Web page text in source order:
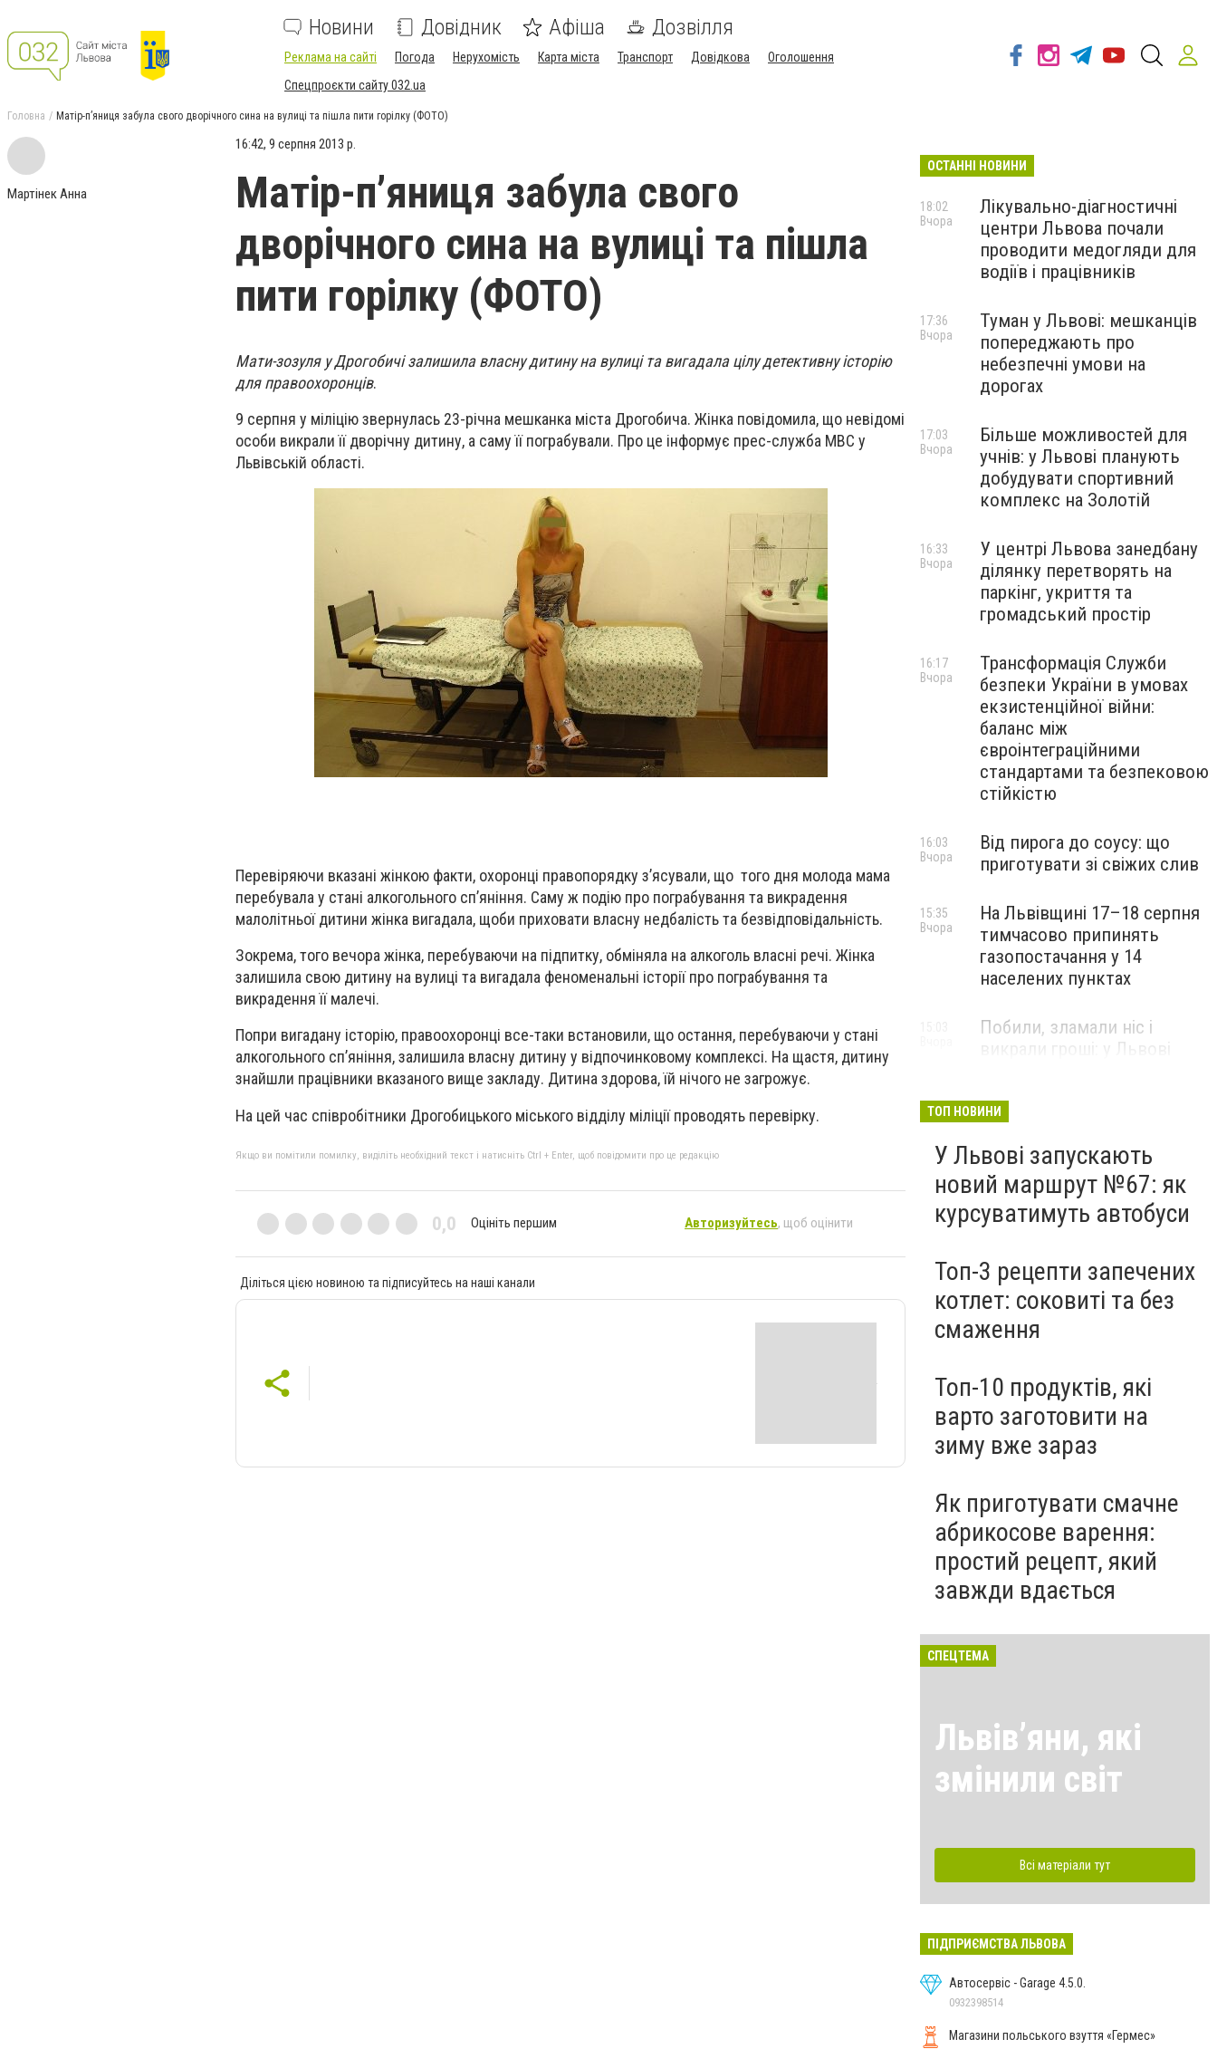
Новини Довідник Афіша Дозвілля
Реклама на сайті Погода Нерухомість Карта міста Транспорт Довідкова
Оголошення
Спецпроєкти сайту 032.ua
Головна Матір-п’яниця забула свого дворічного сина на вулиці та пішла пити горілку (ФОТО)
Мартінек Анна
16:42, 9 серпня 2013 р.
Матір-п’яниця забула свого
дворічного сина на вулиці та пішла
пити горілку (ФОТО)
Мати-зозуля у Дрогобичі залишила власну дитину на вулиці та вигадала цілу детективну історію
для правоохоронців.
9 серпня у міліцію звернулась 23-річна мешканка міста Дрогобича. Жінка повідомила, що невідомі
особи викрали її дворічну дитину, а саму її пограбували. Про це інформує прес-служба МВС у
Львівській області.
Перевіряючи вказані жінкою факти, охоронці правопорядку з’ясували, що того дня молода мама
перебувала у стані алкогольного сп’яніння. Саму ж подію про пограбування та викрадення
малолітньої дитини жінка вигадала, щоби приховати власну недбалість та безвідповідальність.
Зокрема, того вечора жінка, перебуваючи на підпитку, обміняла на алкоголь власні речі. Жінка
залишила свою дитину на вулиці та вигадала феноменальні історії про пограбування та
викрадення її малечі.
Попри вигадану історію, правоохоронці все-таки встановили, що остання, перебуваючи у стані
алкогольного сп’яніння, залишила власну дитину у відпочинковому комплексі. На щастя, дитину
знайшли працівники вказаного вище закладу. Дитина здорова, їй нічого не загрожує.
На цей час співробітники Дрогобицького міського відділу міліції проводять перевірку.
Якщо ви помітили помилку, виділіть необхідний текст і натисніть Ctrl + Enter, щоб повідомити про це редакцію
0,0 Оцініть першим Авторизуйтесь, щоб оцінити
Діліться цією новиною та підписуйтесь на наші канали
ОСТАННІ НОВИНИ
Лікувально-діагностичні
центри Львова почали
проводити медогляди для
водіїв і працівників
18:02
Вчора
Туман у Львові: мешканців
попереджають про
небезпечні умови на
дорогах
17:36
Вчора
Більше можливостей для
учнів: у Львові планують
добудувати спортивний
комплекс на Золотій
17:03
Вчора
У центрі Львова занедбану
ділянку перетворять на
паркінг, укриття та
громадський простір
16:33
Вчора
Трансформація Служби
безпеки України в умовах
екзистенційної війни:
баланс між
євроінтеграційними
стандартами та безпековою
стійкістю
16:17
Вчора
Від пирога до соусу: що
приготувати зі свіжих слив
16:03
Вчора
На Львівщині 17–18 серпня
тимчасово припинять
газопостачання у 14
населених пунктах
15:35
Вчора
Побили, зламали ніс і
викрали гроші: у Львові
ТОП НОВИНИ
У Львові запускають
новий маршрут №67: як
курсуватимуть автобуси
Топ-3 рецепти запечених
котлет: соковиті та без
смаження
Топ-10 продуктів, які
варто заготовити на
зиму вже зараз
Як приготувати смачне
абрикосове варення:
простий рецепт, який
завжди вдається
СПЕЦТЕМА
Львівʼяни, які
змінили світ
Всі матеріали тут
ПІДПРИЄМСТВА ЛЬВОВА
Автосервіс - Garage 4.5.0.
0932398514
Магазини польського взуття «Гермес»